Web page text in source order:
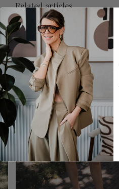
Related articles